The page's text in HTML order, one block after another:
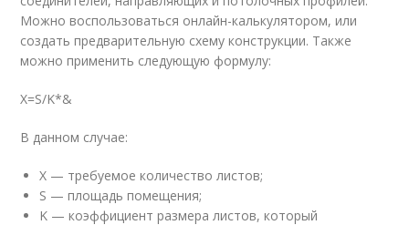
Можно воспользоваться онлайн-калькулятором, или
создать предварительную схему конструкции. Также
можно применить следующую формулу:
X=S/K*&
В данном случае:
X — требуемое количество листов;
S — площадь помещения;
K — коэффициент размера листов, который